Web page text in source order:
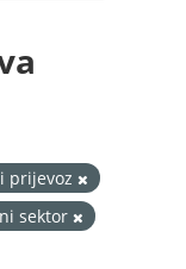
prijevoz
sektor